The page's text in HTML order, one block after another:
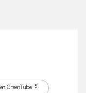
GreenTube 8